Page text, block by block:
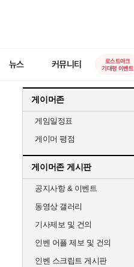
뉴스 커뮤니티
로스트아크
기대평 이벤트
게이머존
게임일정표
게이머 평점
게이머존 게시판
공지사항 & 이벤트
동영상 갤러리
기사제보 및 건의
인벤 어플 제보 및 건의
인벤 스크립트 게시판